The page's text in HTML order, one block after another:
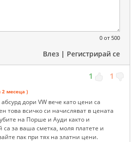
0 от 500
Влез | Регистрирай се
1 1
2 месеца )
дори VW вече като цени са
това всичко си начисляват в цената
на Порше и Ауди както и
са за ваша сметка, моля платете и
пак при тях на златни цени.